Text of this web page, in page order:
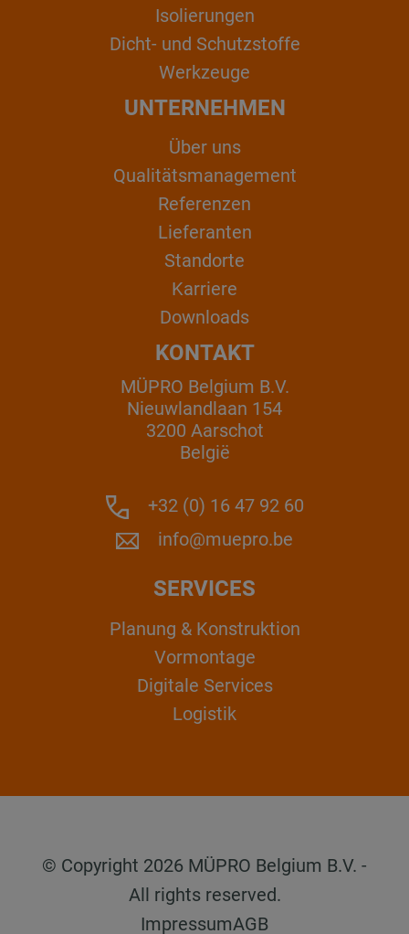
Isolierungen
Dicht- und Schutzstoffe
Werkzeuge
UNTERNEHMEN
Über uns
Qualitätsmanagement
Referenzen
Lieferanten
Standorte
Karriere
Downloads
KONTAKT
MÜPRO Belgium B.V.
Nieuwlandlaan 154
3200 Aarschot
België
+32 (0) 16 47 92 60
info@muepro.be
SERVICES
Planung & Konstruktion
Vormontage
Digitale Services
Logistik
© Copyright 2026 MÜPRO Belgium B.V. -
All rights reserved.
ImpressumAGB